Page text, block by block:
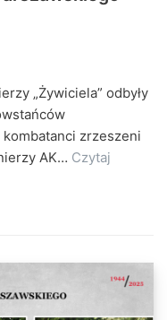
„Żywiciela” odbyły
zrzeszeni
AK… Czytaj